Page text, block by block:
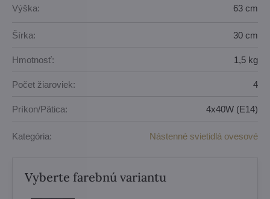
Výška: 63 cm
Šírka: 30 cm
Hmotnosť: 1,5 kg
Počet žiaroviek: 4
Príkon/Pätica: 4x40W (E14)
Kategória: Nástenné svietidlá ovesové
Vyberte farebnú variantu